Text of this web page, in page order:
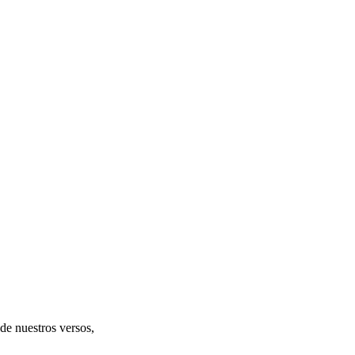
nuestros versos,